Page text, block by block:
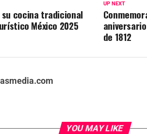
UP NEXT
de 1812
cocina tradicional
México 2025
YOU MAY LIKE